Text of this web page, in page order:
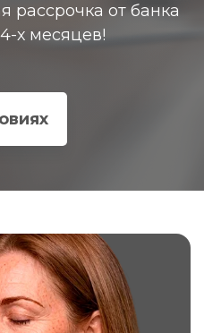
рассрочка от банка
х месяцев!